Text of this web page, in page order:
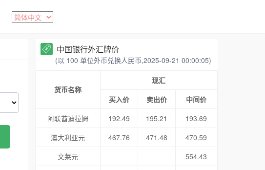
中国银行外汇牌价
(以 100 单位外币兑换人民币,2025-09-21 00:00:05)
货币名称
现汇
买入价
卖出价
中间价
阿联酋迪拉姆
192.49 195.21
193.69
澳大利亚元
467.76 471.48
470.59
文莱元
554.43